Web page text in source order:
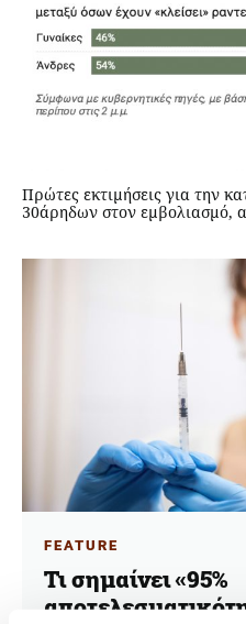
Πρώτες εκτιμήσεις για την
30άρηδων στον εμβολιασμό,
FEATURE
Τι σημαίνει «95%